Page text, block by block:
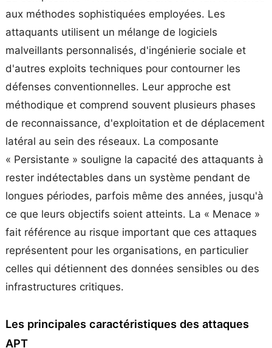
aux méthodes sophistiquées employées. Les
attaquants utilisent un mélange de logiciels
malveillants personnalisés, d'ingénierie sociale et
d'autres exploits techniques pour contourner les
défenses conventionnelles. Leur approche est
méthodique et comprend souvent plusieurs phases
de reconnaissance, d'exploitation et de déplacement
latéral au sein des réseaux. La composante
« Persistante » souligne la capacité des attaquants à
rester indétectables dans un système pendant de
longues périodes, parfois même des années, jusqu'à
ce que leurs objectifs soient atteints. La « Menace »
fait référence au risque important que ces attaques
représentent pour les organisations, en particulier
celles qui détiennent des données sensibles ou des
infrastructures critiques.
Les principales caractéristiques des attaques
APT